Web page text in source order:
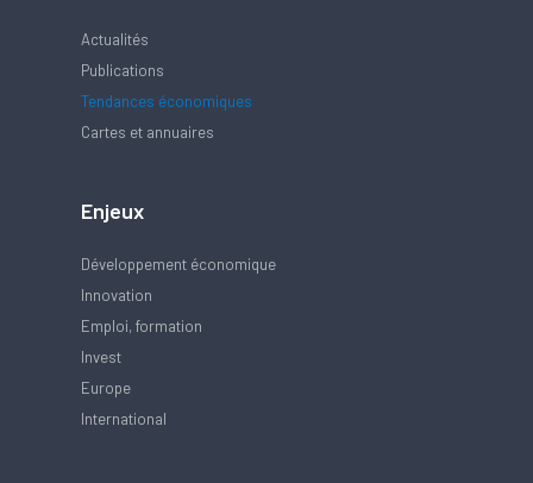
Actualités
Publications
Tendances économiques
Cartes et annuaires
Enjeux
Développement économique
Innovation
Emploi, formation
Invest
Europe
International